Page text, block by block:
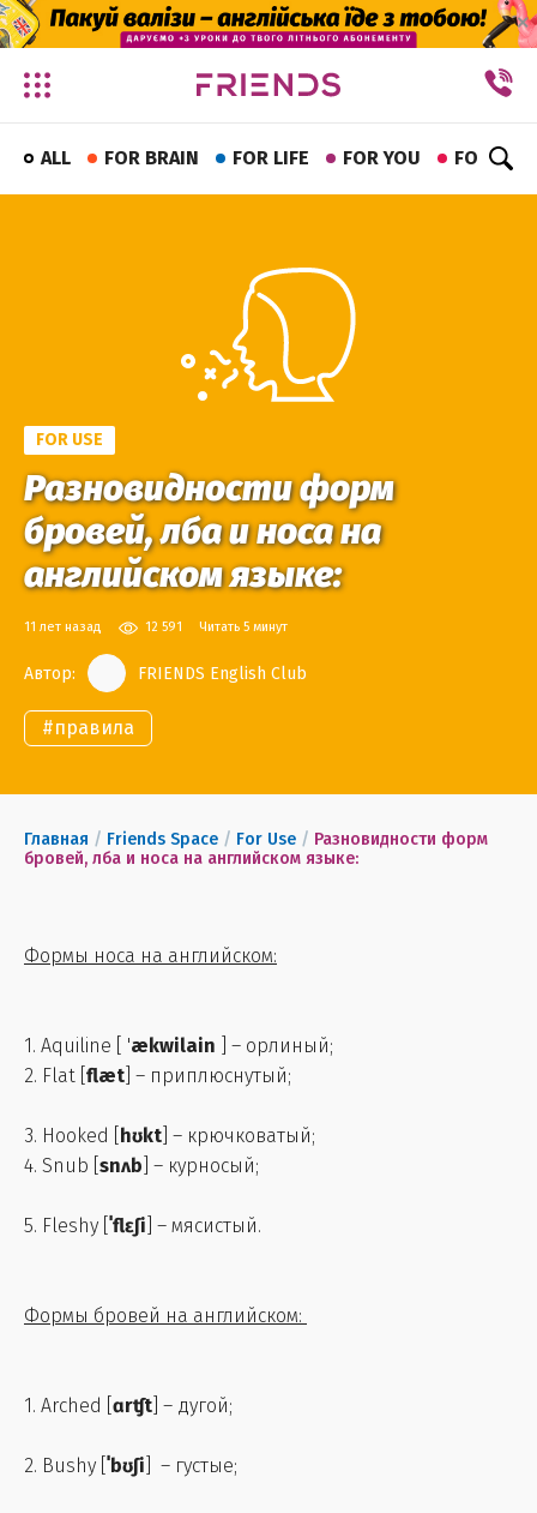
✕
ALL FOR BRAIN FOR LIFE FOR YOU FOR FUN
FOR USE
Разновидности форм
бровей, лба и носа на
английском языке:
11 лет назад 12 591 Читать 5 минут
Автор: FRIENDS English Club
#правила
Главная / Friends Space / For Use / Разновидности форм
бровей, лба и носа на английском языке:
Формы носа на английском:
1. Aquiline [ 'ækwilain
] – орлиный;
2. Flat [ flæt ] – приплюснутый;
3. Hooked [ hʊkt ] – крючковатый;
4. Snub [ snʌb ] – курносый;
5. Fleshy [ ˈflɛʃi ] – мясистый.
Формы бровей на английском:
1. Arched [ ɑrʧt ] – дугой;
2. Bushy [ ˈbʊʃi ] – густые;